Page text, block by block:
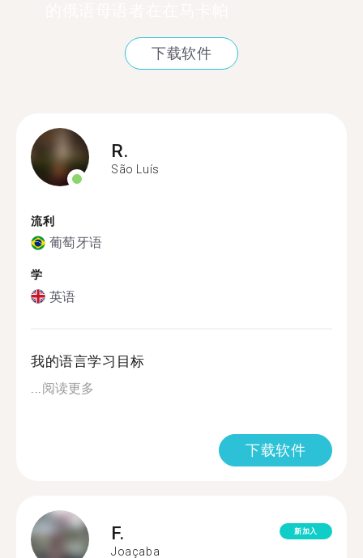
下载软件
R.
São Luís
流利
葡萄牙语
学
英语
我的语言学习目标
阅读更多
下载软件
F.
Joaçaba
新加入